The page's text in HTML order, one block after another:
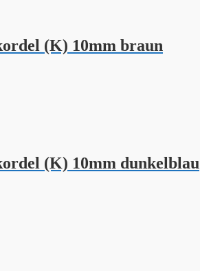
(K) 10mm braun
(K) 10mm dunkelblau